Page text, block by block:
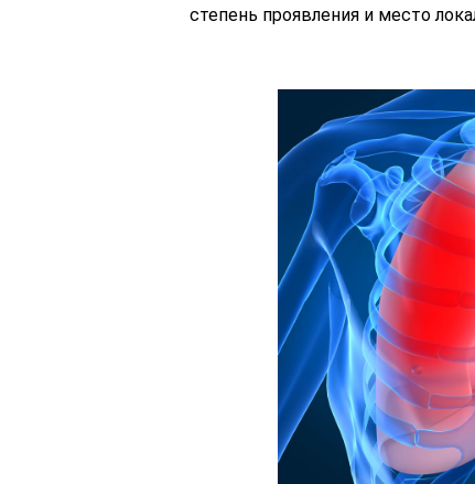
степень проявления и место